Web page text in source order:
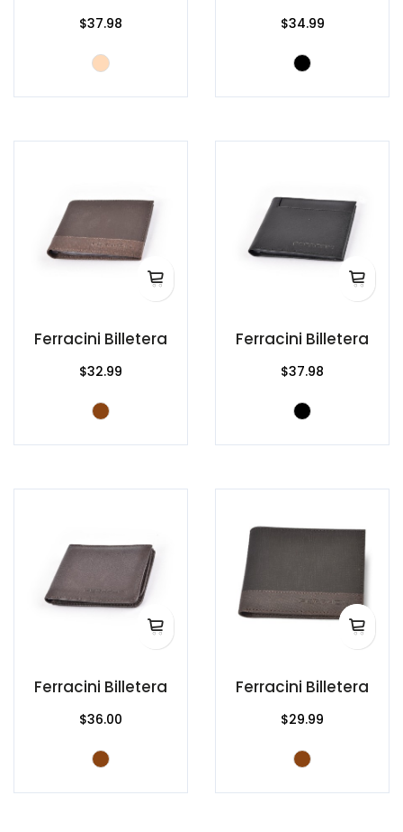
$37.98 $34.99
Ferracini Billetera
$32.99
Ferracini Billetera
$37.98
Ferracini Billetera
$36.00
Ferracini Billetera
$29.99